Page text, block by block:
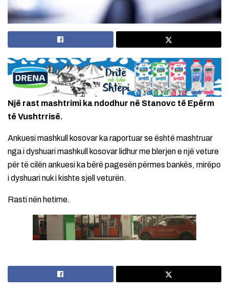
Një rast mashtrimi ka ndodhur në Stanovc të Epërm
të Vushtrrisë.
Ankuesi mashkull kosovar ka raportuar se është mashtruar
nga i dyshuari mashkull kosovar lidhur me blerjen e një veture
për të cilën ankuesi ka bërë pagesën përmes bankës, mirëpo
i dyshuari nuk i kishte sjell veturën.
Rasti nën hetime.